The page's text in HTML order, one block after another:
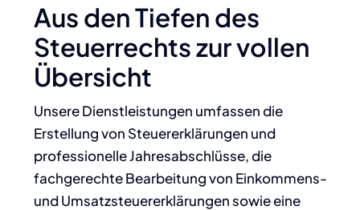
Aus den Tiefen des
Steuerrechts zur vollen
Übersicht
Unsere Dienstleistungen umfassen die
Erstellung von Steuererklärungen und
professionelle Jahresabschlüsse, die
fachgerechte Bearbeitung von Einkommens-
und Umsatzsteuererklärungen sowie eine